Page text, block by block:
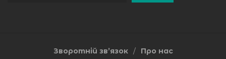
Зворотній зв’язок Про нас